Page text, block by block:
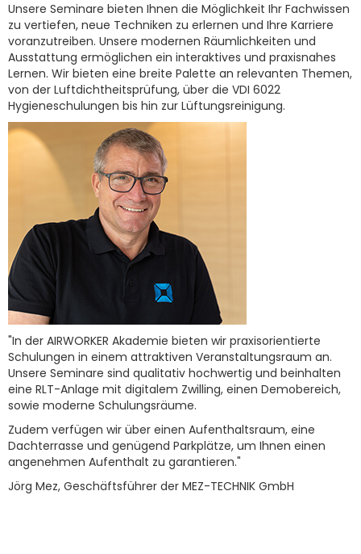
Unsere Seminare bieten Ihnen die Möglichkeit Ihr Fachwissen
zu vertiefen, neue Techniken zu erlernen und Ihre Karriere
voranzutreiben. Unsere modernen Räumlichkeiten und
Ausstattung ermöglichen ein interaktives und praxisnahes
Lernen. Wir bieten eine breite Palette an relevanten Themen,
von der Luftdichtheitsprüfung, über die VDI 6022
Hygieneschulungen bis hin zur Lüftungsreinigung.
"In der AIRWORKER Akademie bieten wir praxisorientierte
Schulungen in einem attraktiven Veranstaltungsraum an.
Unsere Seminare sind qualitativ hochwertig und beinhalten
eine RLT-Anlage mit digitalem Zwilling, einen Demobereich,
sowie moderne Schulungsräume.
Zudem verfügen wir über einen Aufenthaltsraum, eine
Dachterrasse und genügend Parkplätze, um Ihnen einen
angenehmen Aufenthalt zu garantieren."
Jörg Mez, Geschäftsführer der MEZ-TECHNIK GmbH